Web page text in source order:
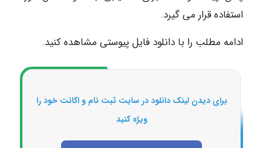
استفاده قرار می گیرد.
ادامه مطلب را با دانلود فایل پیوستی مشاهده کنید.
برای دیدن لینک دانلود در سایت ثبت نام و اکانت خود را
ویژه کنید